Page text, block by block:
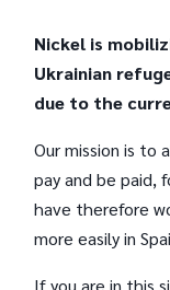
Nickel is
Ukrainian
due to the
Our mission is to
pay and be paid,
have therefore
more easily in
If you are in this